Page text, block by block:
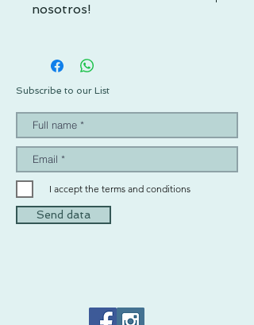
nosotros!
duda, contactacnos por WhatsApp al +52
1 55 3719 1601 o por mail a
info@pachus.com.mx
Subscribe to our List
I accept the terms and conditions
Send data